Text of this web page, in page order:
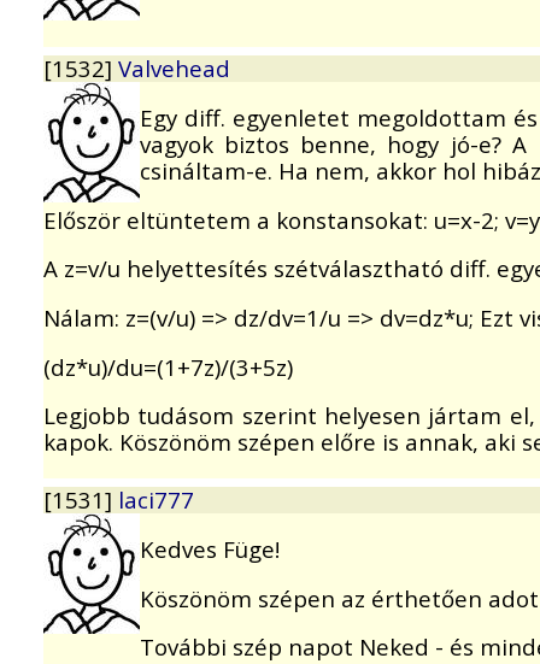
[1532] Valvehead
Egy diff. egyenletet megoldottam
vagyok biztos benne, hogy jó-e?
csináltam-e. Ha nem, akkor hol
Először eltüntetem a konstansokat: u=x-2;
A z=v/u helyettesítés szétválasztható diff.
Nálam: z=(v/u) => dz/dv=1/u => dv=dz*u; Ezt
(dz*u)/du=(1+7z)/(3+5z)
Legjobb tudásom szerint helyesen jártam
kapok. Köszönöm szépen előre is annak, aki
[1531] laci777
Kedves Füge!
Köszönöm szépen az érthetően
További szép napot Neked - és